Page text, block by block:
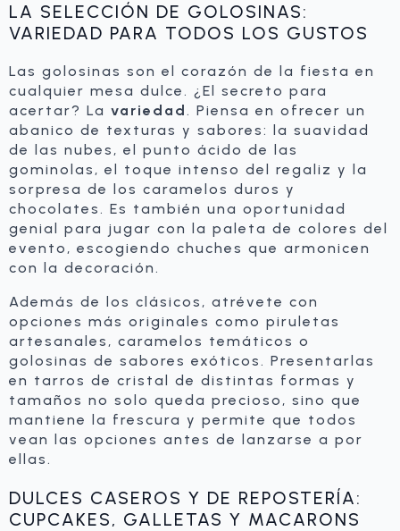
LA SELECCIÓN DE GOLOSINAS:
VARIEDAD PARA TODOS LOS GUSTOS
Las golosinas son el corazón de la fiesta en
cualquier mesa dulce. ¿El secreto para
acertar? La variedad. Piensa en ofrecer un
abanico de texturas y sabores: la suavidad
de las nubes, el punto ácido de las
gominolas, el toque intenso del regaliz y la
sorpresa de los caramelos duros y
chocolates. Es también una oportunidad
genial para jugar con la paleta de colores del
evento, escogiendo chuches que armonicen
con la decoración.
Además de los clásicos, atrévete con
opciones más originales como piruletas
artesanales, caramelos temáticos o
golosinas de sabores exóticos. Presentarlas
en tarros de cristal de distintas formas y
tamaños no solo queda precioso, sino que
mantiene la frescura y permite que todos
vean las opciones antes de lanzarse a por
ellas.
DULCES CASEROS Y DE REPOSTERÍA:
CUPCAKES, GALLETAS Y MACARONS